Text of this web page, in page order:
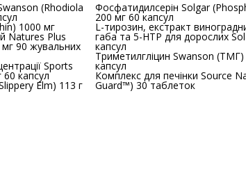
(Rhodiola
1000 мг
Natures Plus
90 жувальних
Sports
мг 60 капсул
Elm) 113 г
Фосфатидилсерін Solgar
200 мг 60 капсул
L-тирозин, екстракт
габа та 5-HTP для дорослих
капсул
Триметилгліцин Swanson (ТМГ) 500 мг 90
капсул
Комплекс для печінки Source
Guard™) 30 таблеток